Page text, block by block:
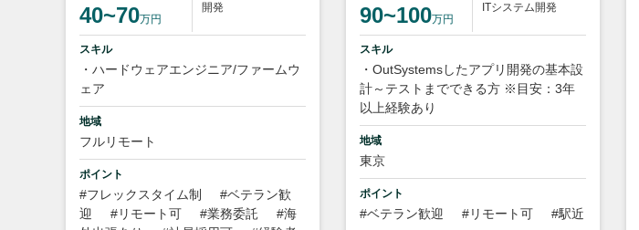
40~70万円
開発
スキル
・ハードウェアエンジニア/ファームウ
ェア
地域
フルリモート
ポイント
#フレックスタイム制
#ベテラン歓
迎
#リモート可 #業務委託
#海
90~100万円
ITシステム開発
スキル
・OutSystemsしたアプリ開発の基本設
計～テストまでできる方 ※目安：3年
以上経験あり
地域
東京
ポイント
#ベテラン歓迎 #リモート可 #駅近